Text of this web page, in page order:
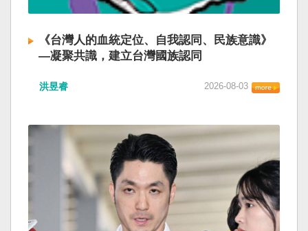
《台灣人的血統定位、自我認同、民族意識》
—凝聚共識，建立台灣國族認同
洪昱睿 2026-08-03